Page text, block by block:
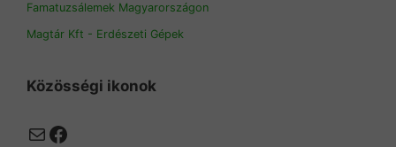
Famatuzsálemek Magyarországon
Magtár Kft - Erdészeti Gépek
Közösségi ikonok
MailFacebook